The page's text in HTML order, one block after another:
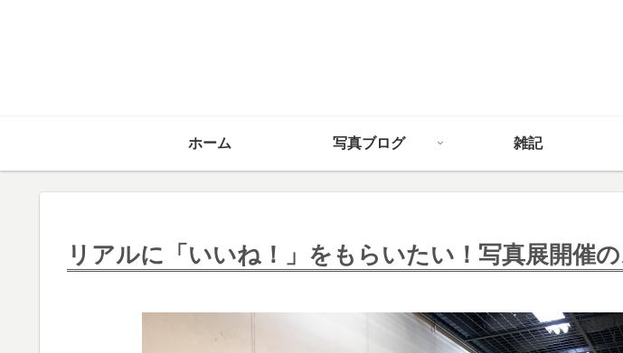
ホーム 写真ブログ 雑記
リアルに「いいね！」をもらいたい！写真展開催